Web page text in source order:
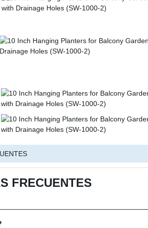
FRECUENTES